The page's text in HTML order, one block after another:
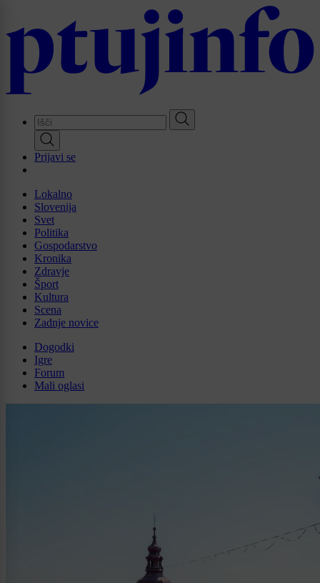
main
Prijavi se
Lokalno
Slovenija
Svet
Politika
Gospodarstvo
Kronika
Zdravje
Šport
Kultura
Scena
Zadnje novice
Dogodki
Igre
Forum
Mali oglasi